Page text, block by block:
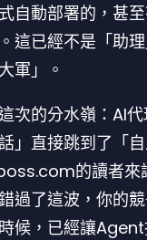
自動部署的，甚
這已經不是「助
軍」。
次的分水嶺：AI
」直接跳到了「
的讀者來
過了這波，你的
候，已經讓